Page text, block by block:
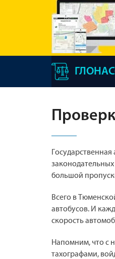
большой
Всего в
автобусов. И
скорость
Напомним, что с
тахографами,